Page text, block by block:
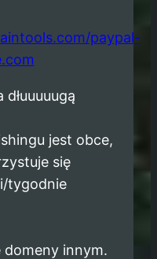
paypal-
jest obce,
się
tygodnie
domeny innym.